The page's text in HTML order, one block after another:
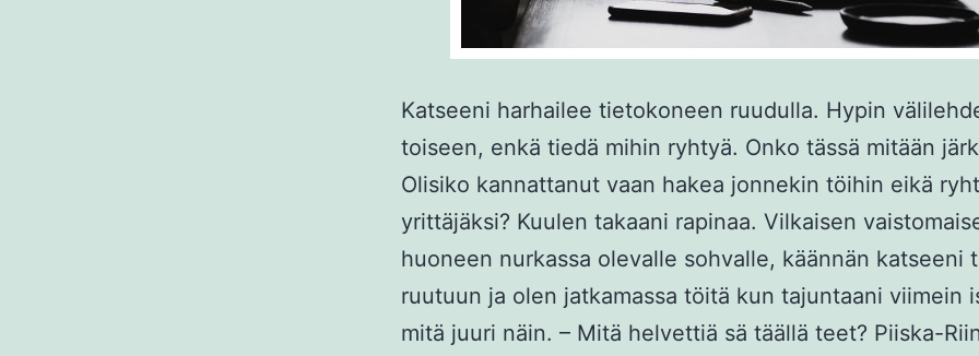
Katseeni harhailee tietokoneen ruudulla. Hypin
toiseen, enkä tiedä mihin ryhtyä. Onko tässä mitään
Olisiko kannattanut vaan hakea jonnekin töihin eikä
yrittäjäksi? Kuulen takaani rapinaa. Vilkaisen
huoneen nurkassa olevalle sohvalle, käännän katseeni
ruutuun ja olen jatkamassa töitä kun tajuntaani viimein
mitä juuri näin. – Mitä helvettiä sä täällä teet? Piiska-